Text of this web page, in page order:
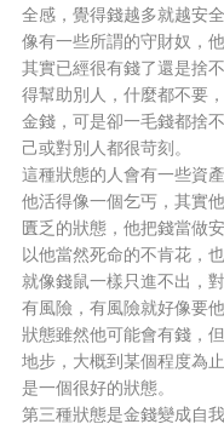
全感，覺得錢越多就越安全
像有一些所謂的守財奴，
其實已經很有錢了還是捨
得幫助別人，什麼都不要
金錢，可是卻一毛錢都捨
己或對別人都很苛刻。
這種狀態的人會有一些資
他活得像一個乞丐，其實
匱乏的狀態，他把錢當做
以他當然死命的不肯花，
就像錢鼠一樣只進不出，
有風險，有風險就好像要
狀態雖然他可能會有錢，
地步，大概到某個程度為
是一個很好的狀態。
第三種狀態是金錢變成自